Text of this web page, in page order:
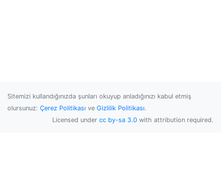
Sitemizi kullandığınızda şunları okuyup anladığınızı kabul etmiş
olursunuz: Çerez Politikası ve Gizlilik Politikası.
Licensed under cc by-sa 3.0 with attribution required.